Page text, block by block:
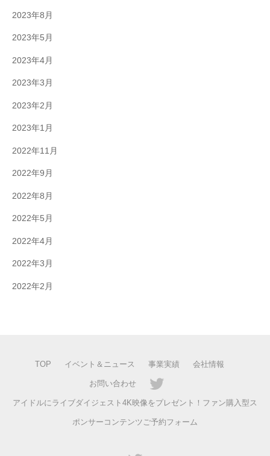
2023年8月
2023年5月
2023年4月
2023年3月
2023年2月
2023年1月
2022年11月
2022年9月
2022年8月
2022年5月
2022年4月
2022年3月
2022年2月
TOP イベント＆ニュース 事業実績 会社情報
お問い合わせ
アイドルにライブダイジェスト4K映像をプレゼント！ファン購入型ス
ポンサーコンテンツご予約フォーム